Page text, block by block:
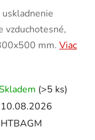
vzduchotesné,
mm. Viac
(>5 ks)
10.08.2026
HTBAGM